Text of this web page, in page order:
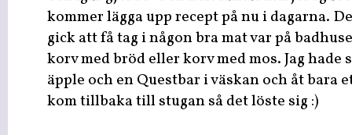
kommer lägga upp recept på nu i dagarna.
gick att få tag i någon bra mat var på
korv med bröd eller korv med mos. Jag hade
äpple och en Questbar i väskan och åt bara
kom tillbaka till stugan så det löste sig :)